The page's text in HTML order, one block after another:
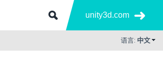
unity3d.com
语言: 中文